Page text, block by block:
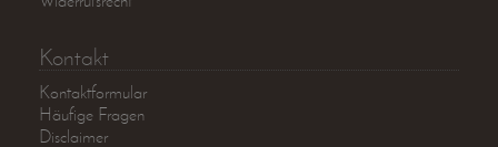
Kontakt
Kontaktformular
Häufige Fragen
Disclaimer